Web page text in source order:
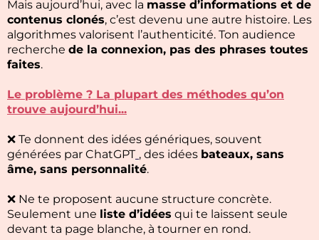
Mais aujourd’hui, avec la masse d’informations et de
contenus clonés, c’est devenu une autre histoire. Les
algorithmes valorisent l’authenticité. Ton audience
recherche de la connexion, pas des phrases toutes
faites.
Le problème ? La plupart des méthodes qu’on
trouve aujourd’hui...
❌ Te donnent des idées génériques, souvent
générées par ChatGPT , des idées bateaux, sans
âme, sans personnalité.
❌ Ne te proposent aucune structure concrète.
Seulement une liste d’idées qui te laissent seule
devant ta page blanche, à tourner en rond.